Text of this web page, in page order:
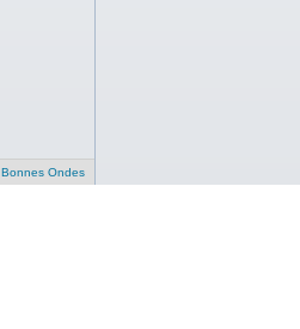
Bonnes Ondes